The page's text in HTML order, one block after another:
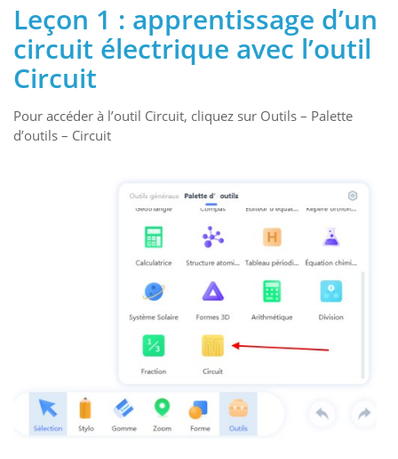
Leçon 1 : apprentissage d’un
circuit électrique avec l’outil
Circuit
Pour accéder à l’outil Circuit, cliquez sur Outils – Palette
d’outils – Circuit